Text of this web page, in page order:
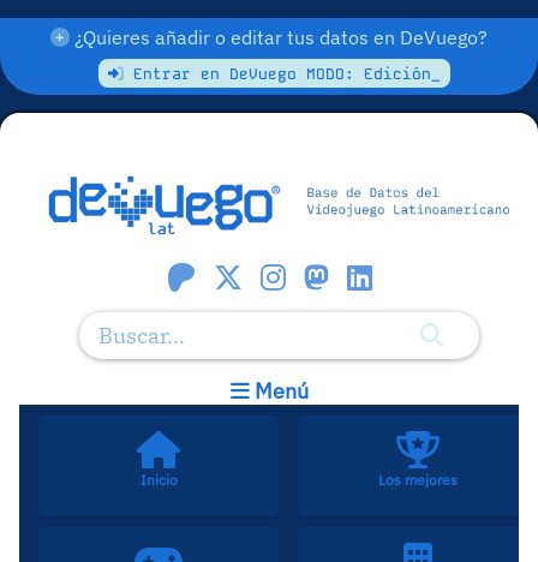
¿Quieres añadir o editar tus datos en DeVuego?
Entrar en DeVuego MODO: Edición_
Menú
Inicio Los mejores